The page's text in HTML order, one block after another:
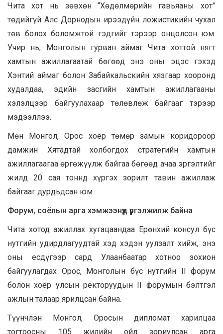
Чита хот нь зөвхөн “Хөдөлмөрийн гавьяаны хот”
төдийгүй Алс Дорнодын ирээдүйн ложистикийн чухал
төв болох боломжтой гэдгийг тэрээр онцолсон юм.
Учир нь, Монголын гурван аймаг Чита хоттой нягт
хамтын ажиллагаатай бөгөөд энэ оны эцэс гэхэд
Хэнтий аймаг болон Забайкальскийн хязгаар хооронд
худалдаа, эдийн засгийн хамтын ажиллагааны
хэлэлцээр байгуулахаар төлөвлөж байгааг тэрээр
мэдээллээ.
Мөн Монгол, Орос хоёр төмөр замын коридороор
дамжин Хятадтай холбогдох стратегийн хамтын
ажиллагаагаа өргөжүүлж байгаа бөгөөд ачаа эргэлтийг
жилд 20 сая тоннд хүргэх зорилт тавин ажиллаж
байгааг дурдьдсан юм.
Форум, соёлын арга хэмжээнүүд үргэлжилж байна
Чита хотод ажиллах хугацаандаа Ерөнхий консул бүс
нутгийн удирдлагуудтай хэд хэдэн уулзалт хийж, энэ
оны есдүгээр сард Улаанбаатар хотноо зохион
байгуулагдах Орос, Монголын бүс нутгийн II форум
болон хоёр улсын ректоруудын II форумын бэлтгэл
ажлын талаар ярилцсан байна.
Түүнчлэн Монгол, Оросын дипломат харилцаа
тогтоосны 105 жилийн ойд зориулсан арга